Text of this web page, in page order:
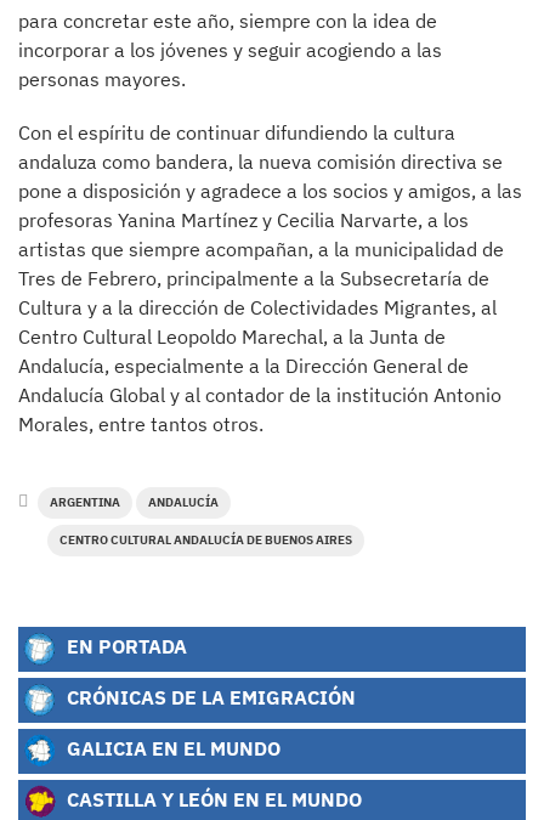
para concretar este año, siempre con la idea de
incorporar a los jóvenes y seguir acogiendo a las
personas mayores.
Con el espíritu de continuar difundiendo la cultura
andaluza como bandera, la nueva comisión directiva se
pone a disposición y agradece a los socios y amigos, a las
profesoras Yanina Martínez y Cecilia Narvarte, a los
artistas que siempre acompañan, a la municipalidad de
Tres de Febrero, principalmente a la Subsecretaría de
Cultura y a la dirección de Colectividades Migrantes, al
Centro Cultural Leopoldo Marechal, a la Junta de
Andalucía, especialmente a la Dirección General de
Andalucía Global y al contador de la institución Antonio
Morales, entre tantos otros.
ARGENTINA ANDALUCÍA
CENTRO CULTURAL ANDALUCÍA DE BUENOS AIRES
EN PORTADA
CRÓNICAS DE LA EMIGRACIÓN
GALICIA EN EL MUNDO
CASTILLA Y LEÓN EN EL MUNDO